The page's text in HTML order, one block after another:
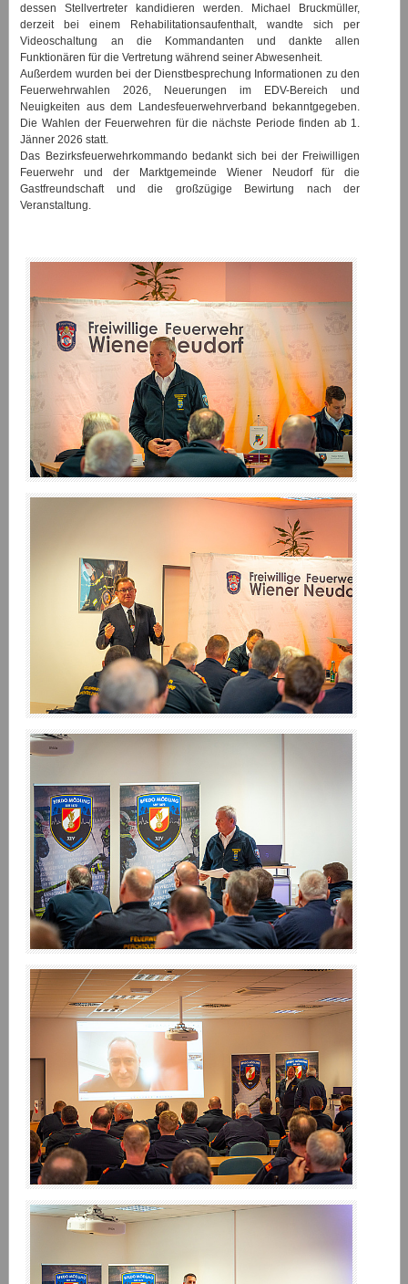
dessen Stellvertreter kandidieren werden. Michael Bruckmüller,
derzeit bei einem Rehabilitationsaufenthalt, wandte sich per
Videoschaltung an die Kommandanten und dankte allen
Funktionären für die Vertretung während seiner Abwesenheit.
Außerdem wurden bei der Dienstbesprechung Informationen zu den
Feuerwehrwahlen 2026, Neuerungen im EDV-Bereich und
Neuigkeiten aus dem Landesfeuerwehrverband bekanntgegeben.
Die Wahlen der Feuerwehren für die nächste Periode finden ab 1.
Jänner 2026 statt.
Das Bezirksfeuerwehrkommando bedankt sich bei der Freiwilligen
Feuerwehr und der Marktgemeinde Wiener Neudorf für die
Gastfreundschaft und die großzügige Bewirtung nach der
Veranstaltung.